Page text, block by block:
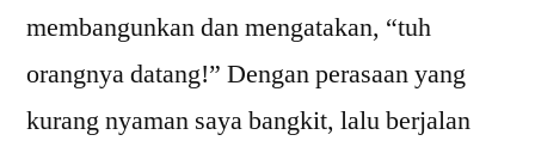
membangunkan dan mengatakan, “tuh
orangnya datang!” Dengan perasaan yang
kurang nyaman saya bangkit, lalu berjalan